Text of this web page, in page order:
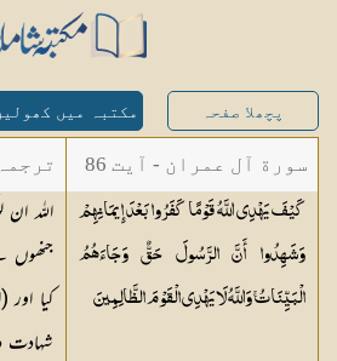
پچھلا صفحہ مکتبہ میں
سورة آل عمران - آیت 86
كَيْفَ يَهْدِي اللَّهُ قَوْمًا كَفَرُوا بَعْدَ إِيمَانِهِمْ
وَشَهِدُوا أَنَّ الرَّسُولَ حَقٌّ وَجَاءَهُمُ
الْبَيِّنَاتُ ۚ وَاللَّهُ لَا يَهْدِي الْقَوْمَالظَّالِمِينَ
-
اللہ
جنھوں
کیا
شہادت